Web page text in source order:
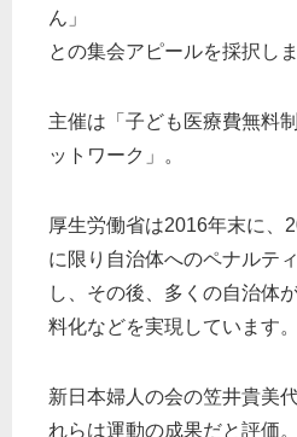
ん」
との集会アピールを採択しま
主催は「子ども医療費無料
ットワーク」。
厚生労働省は2016年末に、
に限り自治体へのペナルテ
し、その後、多くの自治体
料化などを実現しています。
新日本婦人の会の笠井貴美
れらは運動の成果だと評価